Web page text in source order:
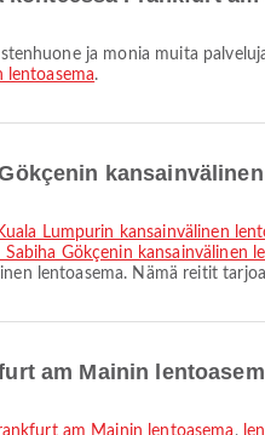
lentoasema.
Lumpurin kansainvälinen
Sabiha Gökçenin kansainvälinen
lentoasema. Nämä reitit
am Mainin
am Mainin lentoasema ,